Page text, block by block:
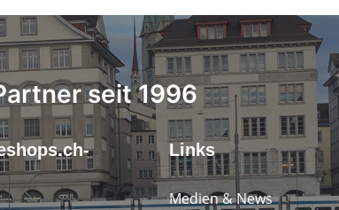
seit 1996
Links
Medien & News